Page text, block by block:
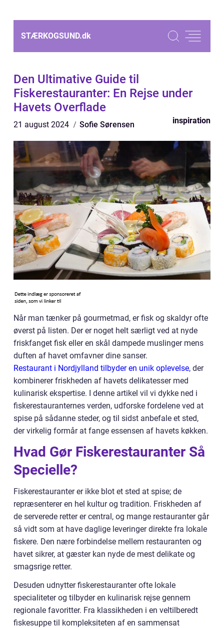
STÆRKOGSUND.dk
Den Ultimative Guide til
Fiskerestauranter: En Rejse under
Havets Overflade
21 august 2024 Sofie Sørensen inspiration
Når man tænker på gourmetmad, er fisk og skaldyr ofte
øverst på listen. Der er noget helt særligt ved at nyde
friskfanget fisk eller en skål dampede muslinger mens
duften af havet omfavner dine sanser.
Restaurant i Nordjylland tilbyder en unik oplevelse, der
kombinerer friskheden af havets delikatesser med
kulinarisk ekspertise. I denne artikel vil vi dykke ned i
fiskerestauranternes verden, udforske fordelene ved at
spise på sådanne steder, og til sidst anbefale et sted,
der virkelig formår at fange essensen af havets køkken.
Hvad Gør Fiskerestauranter Så
Specielle?
Fiskerestauranter er ikke blot et sted at spise; de
repræsenterer en hel kultur og tradition. Friskheden af
de serverede retter er central, og mange restauranter går
så vidt som at have daglige leveringer direkte fra lokale
fiskere. Den nære forbindelse mellem restauranten og
havet sikrer, at gæster kan nyde de mest delikate og
smagsrige retter.
Desuden udnytter fiskerestauranter ofte lokale
specialiteter og tilbyder en kulinarisk rejse gennem
regionale favoritter. Fra klassikheden i en veltilberedt
fiskesuppe til kompleksiteten af en sammensat